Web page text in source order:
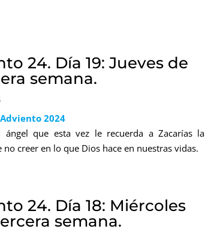
24. Día 19: Jueves de
semana.
Adviento 2024
ángel que esta vez le recuerda a Zacarías la
no creer en lo que Dios hace en nuestras vidas.
24. Día 18: Miércoles
semana.